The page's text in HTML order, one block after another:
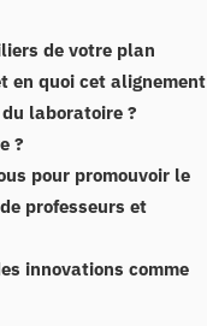
de votre plan
en quoi cet alignement
laboratoire ?
?
pour promouvoir le
professeurs et
innovations comme